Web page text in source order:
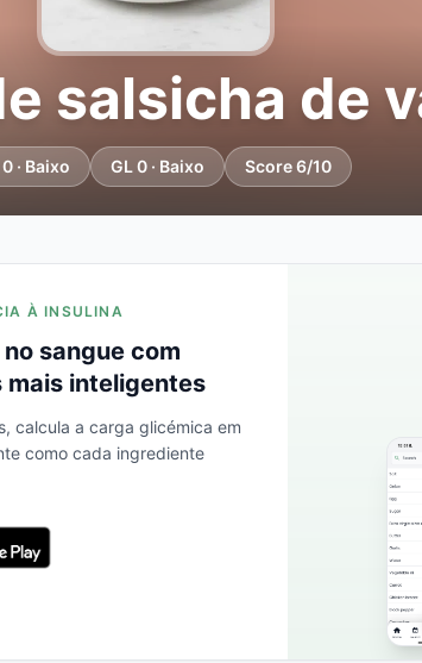
salsicha de
· Baixo GL 0 · Baixo Score 6/10
À INSULINA
sangue com
mais inteligentes
calcula a carga glicémica em
como cada ingrediente